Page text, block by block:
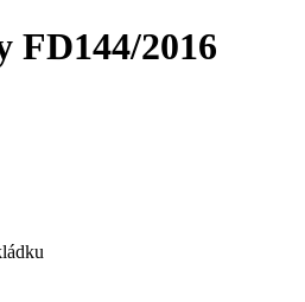
2016